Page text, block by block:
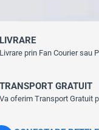
LIVRARE
Livrare prin Fan Courier sau
TRANSPORT GRATUIT
Va oferim Transport Gratuit